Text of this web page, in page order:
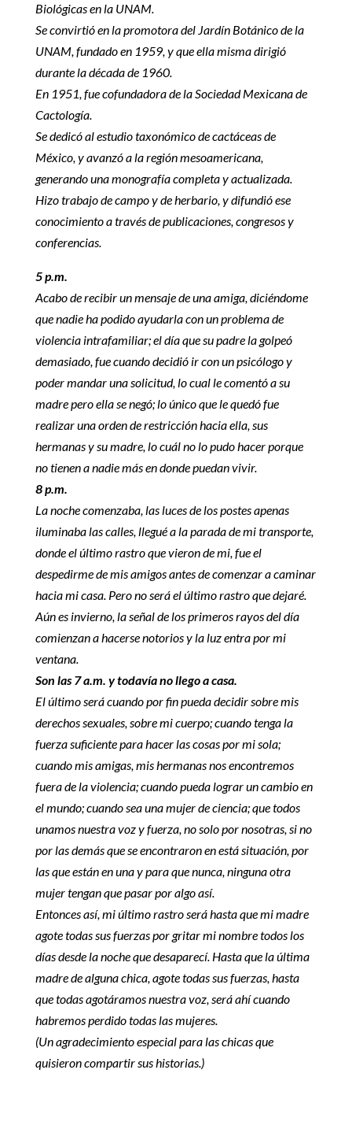
Biológicas en la UNAM.
Se convirtió en la promotora del Jardín Botánico de la
UNAM, fundado en 1959, y que ella misma dirigió
durante la década de 1960.
En 1951, fue cofundadora de la Sociedad Mexicana de
Cactología.
Se dedicó al estudio taxonómico de cactáceas de
México, y avanzó a la región mesoamericana,
generando una monografía completa y actualizada.
Hizo trabajo de campo y de herbario, y difundió ese
conocimiento a través de publicaciones, congresos y
conferencias.
5 p.m.
Acabo de recibir un mensaje de una amiga, diciéndome
que nadie ha podido ayudarla con un problema de
violencia intrafamiliar; el día que su padre la golpeó
demasiado, fue cuando decidió ir con un psicólogo y
poder mandar una solicitud, lo cual le comentó a su
madre pero ella se negó; lo único que le quedó fue
realizar una orden de restricción hacia ella, sus
hermanas y su madre, lo cuál no lo pudo hacer porque
no tienen a nadie más en donde puedan vivir.
8 p.m.
La noche comenzaba, las luces de los postes apenas
iluminaba las calles, llegué a la parada de mi transporte,
donde el último rastro que vieron de mi, fue el
despedirme de mis amigos antes de comenzar a caminar
hacia mi casa. Pero no será el último rastro que dejaré.
Aún es invierno, la señal de los primeros rayos del día
comienzan a hacerse notorios y la luz entra por mi
ventana.
Son las 7 a.m. y todavía no llego a casa.
El último será cuando por fin pueda decidir sobre mis
derechos sexuales, sobre mi cuerpo; cuando tenga la
fuerza suficiente para hacer las cosas por mi sola;
cuando mis amigas, mis hermanas nos encontremos
fuera de la violencia; cuando pueda lograr un cambio en
el mundo; cuando sea una mujer de ciencia; que todos
unamos nuestra voz y fuerza, no solo por nosotras, si no
por las demás que se encontraron en está situación, por
las que están en una y para que nunca, ninguna otra
mujer tengan que pasar por algo así.
Entonces así, mi último rastro será hasta que mi madre
agote todas sus fuerzas por gritar mi nombre todos los
días desde la noche que desaparecí. Hasta que la última
madre de alguna chica, agote todas sus fuerzas, hasta
que todas agotáramos nuestra voz, será ahí cuando
habremos perdido todas las mujeres.
(Un agradecimiento especial para las chicas que
quisieron compartir sus historias.)